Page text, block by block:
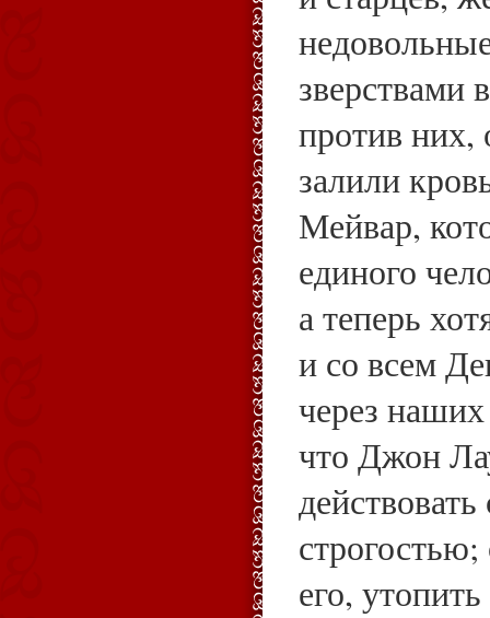
зверствами
против них,
залили
Мейвар,
единого
а теперь
и со всем
через
что Джон
его,